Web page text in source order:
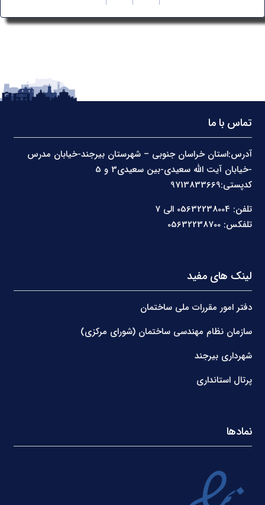
تماس با ما
آدرس:استان خراسان جنوبی – شهرستان بیرجند-خیابان مدرس
کدپستی:9713833669
تلفن: 05632238004 الی 7
تلفکس: 05632238700
لینک های مفید
دفتر امور مقررات ملی ساختمان
سازمان نظام مهندسی ساختمان (شورای مرکزی)
شهرداری بیرجند
پرتال استانداری
نمادها